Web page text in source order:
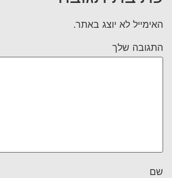
האימייל לא יוצג באתר.
התגובה שלך
שם